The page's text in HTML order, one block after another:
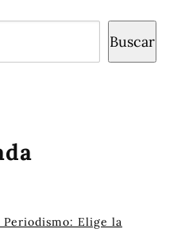
Buscar
Periodismo: Elige la